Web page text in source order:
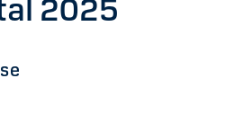
2025